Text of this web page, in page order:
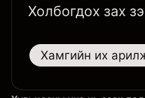
Холбогдох зах
Хамгийн их